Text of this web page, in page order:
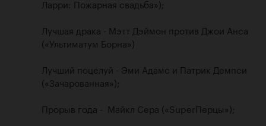
Ларри: Пожарная свадьба»);
Лучшая драка - Мэтт Дэймон против Джои Анса
(«Ультиматум Борна»)
Лучший поцелуй - Эми Адамс и Патрик Демпси
(«Зачарованная»);
Прорыв года -  Майкл Сера («SuperПерцы»);